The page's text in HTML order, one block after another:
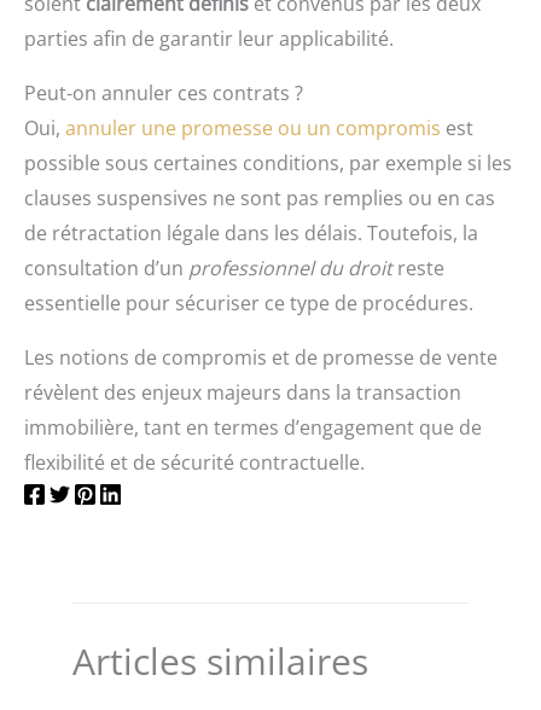
parties afin de garantir leur applicabilité.
Peut-on annuler ces contrats ?
Oui, annuler une promesse ou un compromis est
possible sous certaines conditions, par exemple si les
clauses suspensives ne sont pas remplies ou en cas
de rétractation légale dans les délais. Toutefois, la
consultation d’un professionnel du droitreste
essentielle pour sécuriser ce type de procédures.
Les notions de compromis et de promesse de vente
révèlent des enjeux majeurs dans la transaction
immobilière, tant en termes d’engagement que de
flexibilité et de sécurité contractuelle.
Articles similaires